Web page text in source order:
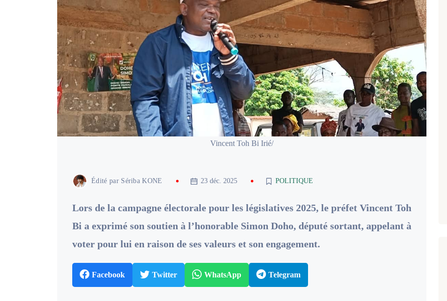
Vincent Toh Bi Irié/
Édité par Sériba KONE 23 déc. 2025 POLITIQUE
Lors de la campagne électorale pour les législatives 2025, le préfet Vincent Toh
Bi a exprimé son soutien à l’honorable Simon Doho, député sortant, appelant à
voter pour lui en raison de ses valeurs et son engagement.
Facebook Twitter WhatsApp Telegram